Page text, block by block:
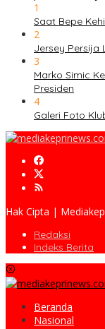
1
Saat Bepe
2
Jersey Persija
3
Marko Simic
Presiden
4
Galeri Foto
Hak Cipta |
Redaksi
Indeks Berita
Beranda
Nasional